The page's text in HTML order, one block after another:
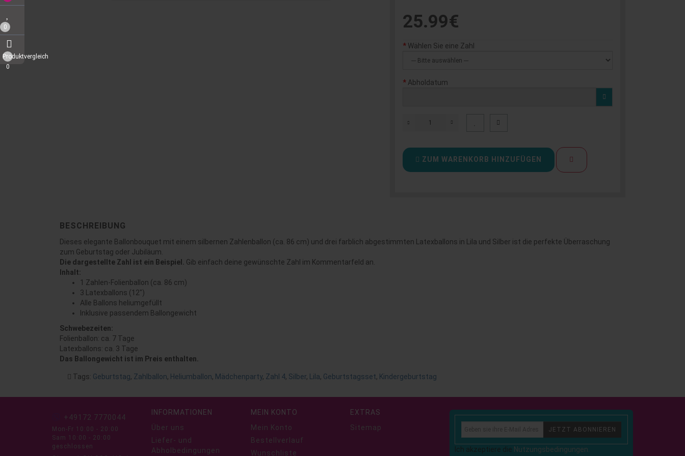
0
Produktvergleich
0
25.99€
Wählen Sie eine Zahl
Abholdatum
ZUM WARENKORB HINZUFÜGEN
BESCHREIBUNG
Dieses elegante Ballonbouquet mit einem silbernen Zahlenballon (ca. 86 cm) und drei farblich abgestimmten Latexballons in Lila und Silber ist die perfekte Überraschung
zum Geburtstag oder Jubiläum.
Die dargestellte Zahl ist ein Beispiel. Gib einfach deine gewünschte Zahl im Kommentarfeld an.
Inhalt:
1 Zahlen-Folienballon (ca. 86 cm)
3 Latexballons (12")
Alle Ballons heliumgefüllt
Inklusive passendem Ballongewicht
Schwebezeiten:
Folienballon: ca. 7 Tage
Latexballons: ca. 3 Tage
Das Ballongewicht ist im Preis enthalten.
Tags: Geburtstag, Zahlballon, Heliumballon, Mädchenparty, Zahl 4, Silber, Lila, Geburtstagsset, Kindergeburtstag
+49172 7770044
Mon-Fr 10:00 - 20:00
Sam 10:00 - 20:00
geschlossen
INFORMATIONEN
Über uns
Liefer- und
Abholbedingungen
MEIN KONTO
Mein Konto
Bestellverlauf
Wunschliste
EXTRAS
Sitemap
JETZT ABONNIEREN
Ich akzeptiere die Nutzungsbedingungen.